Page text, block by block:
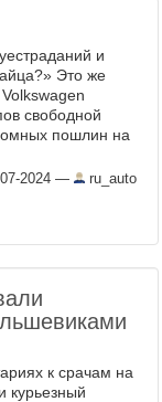
и
Это же
свободной
пошлин на
2024 — ru_auto
к срачам на
курьезный